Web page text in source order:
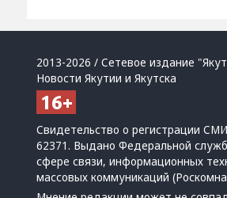
2013-2026 / Сетевое издание
Новости Якутии и Якутска
Свидетельство о регистрации
62371. Выдано Федеральной
сфере связи, информационных
массовых коммуникаций